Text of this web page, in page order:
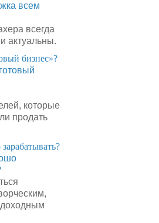
всегда
актуальны.
бизнес»?
которые
продать